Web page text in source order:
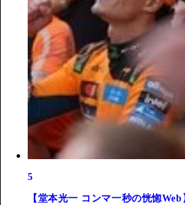
5
【堂本光一 コンマ一秒の恍惚